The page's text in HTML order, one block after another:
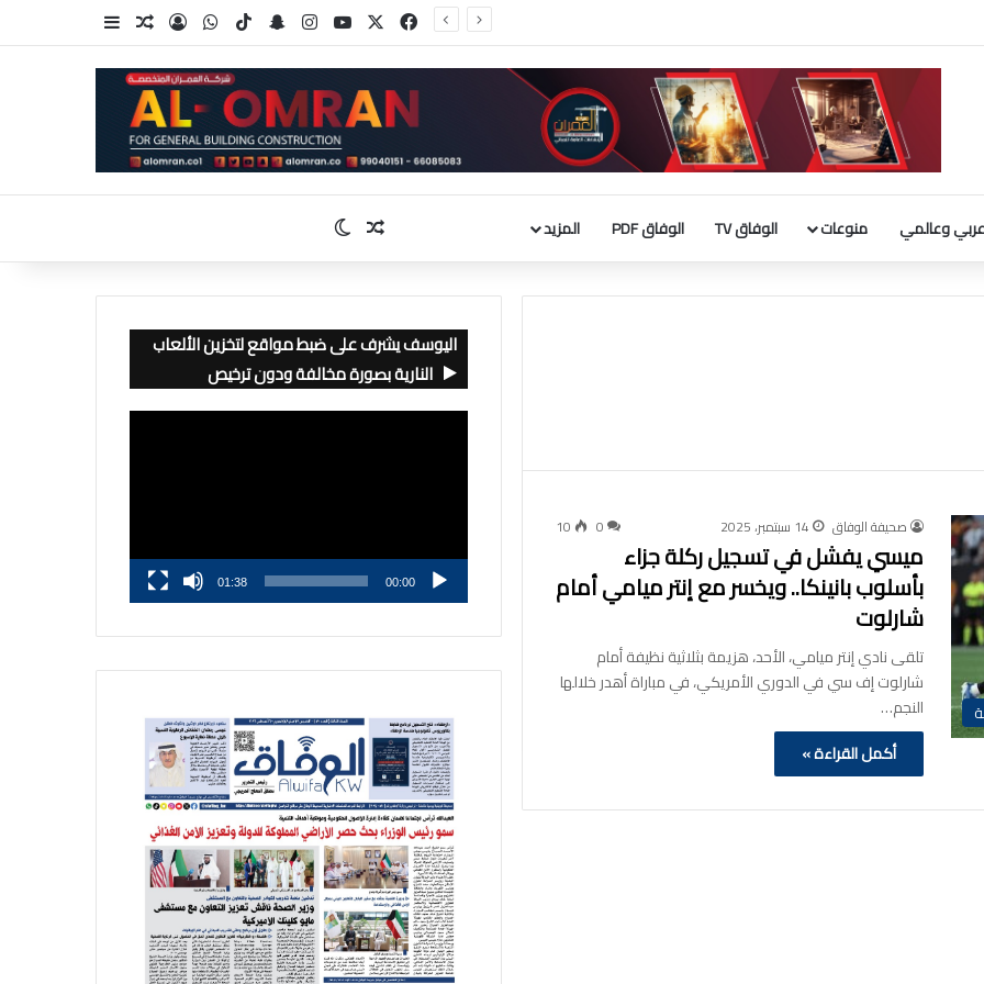
فيسبوك ‫YouTubeانستقرامسناب تشات
‫TikTok واتسابتسجيل الدخولمقال عشوائي
عربي وعالمي منوعات الوفاق TV الوفاق PDF المزيد مقال عشوائي
صحيفة الوفاق 14 سبتمبر، 2025 0
10
ميسي يفشل في تسجيل ركلة جزاء
بأسلوب بانينكا.. ويخسر مع إنتر ميامي أمام
شارلوت
تلقى نادي إنتر ميامي، الأحد، هزيمة بثلاثية نظيفة أمام
شارلوت إف سي في الدوري الأمريكي، في مباراة أهدر خلالها
النجم…
أكمل القراءة »
اليوسف يشرف على ضبط مواقع لتخزين الألعاب
النارية بصورة مخالفة ودون ترخيص
00:00
01:38